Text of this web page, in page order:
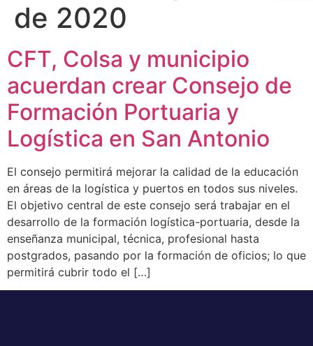
de 2020
CFT, Colsa y municipio
acuerdan crear Consejo de
Formación Portuaria y
Logística en San Antonio
El consejo permitirá mejorar la calidad de la educación
en áreas de la logística y puertos en todos sus niveles.
El objetivo central de este consejo será trabajar en el
desarrollo de la formación logística-portuaria, desde la
enseñanza municipal, técnica, profesional hasta
postgrados, pasando por la formación de oficios; lo que
permitirá cubrir todo el […]